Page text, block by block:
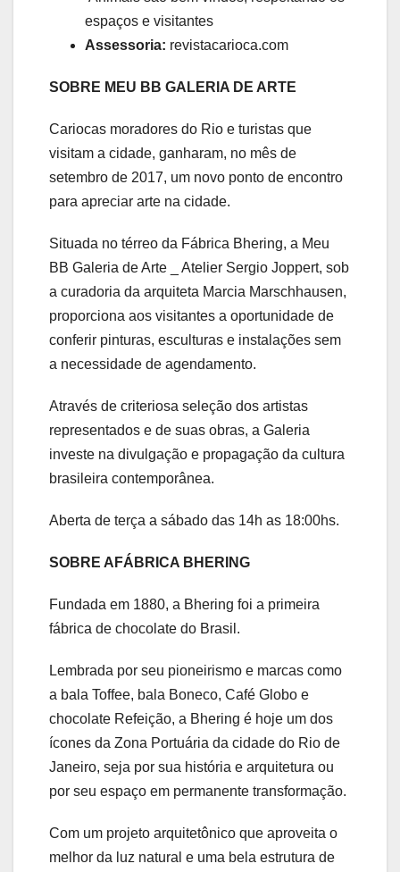
espaços e visitantes
Assessoria: revistacarioca.com
SOBRE MEU BB GALERIA DE ARTE
Cariocas moradores do Rio e turistas que
visitam a cidade, ganharam, no mês de
setembro de 2017, um novo ponto de encontro
para apreciar arte na cidade.
Situada no térreo da Fábrica Bhering, a Meu
BB Galeria de Arte _ Atelier Sergio Joppert, sob
a curadoria da arquiteta Marcia Marschhausen,
proporciona aos visitantes a oportunidade de
conferir pinturas, esculturas e instalações sem
a necessidade de agendamento.
Através de criteriosa seleção dos artistas
representados e de suas obras, a Galeria
investe na divulgação e propagação da cultura
brasileira contemporânea.
Aberta de terça a sábado das 14h as 18:00hs.
SOBRE A FÁBRICA BHERING
Fundada em 1880, a Bhering foi a primeira
fábrica de chocolate do Brasil.
Lembrada por seu pioneirismo e marcas como
a bala Toffee, bala Boneco, Café Globo e
chocolate Refeição, a Bhering é hoje um dos
ícones da Zona Portuária da cidade do Rio de
Janeiro, seja por sua história e arquitetura ou
por seu espaço em permanente transformação.
Com um projeto arquitetônico que aproveita o
melhor da luz natural e uma bela estrutura de